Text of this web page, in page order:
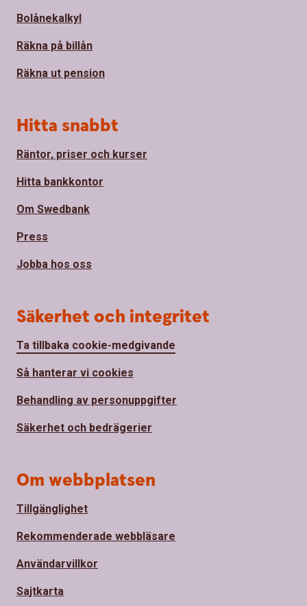
Bolånekalkyl
Räkna på billån
Räkna ut pension
Hitta snabbt
Räntor, priser och kurser
Hitta bankkontor
Om Swedbank
Press
Jobba hos oss
Säkerhet och integritet
Ta tillbaka cookie-medgivande
Så hanterar vi cookies
Behandling av personuppgifter
Säkerhet och bedrägerier
Om webbplatsen
Tillgänglighet
Rekommenderade webbläsare
Användarvillkor
Sajtkarta